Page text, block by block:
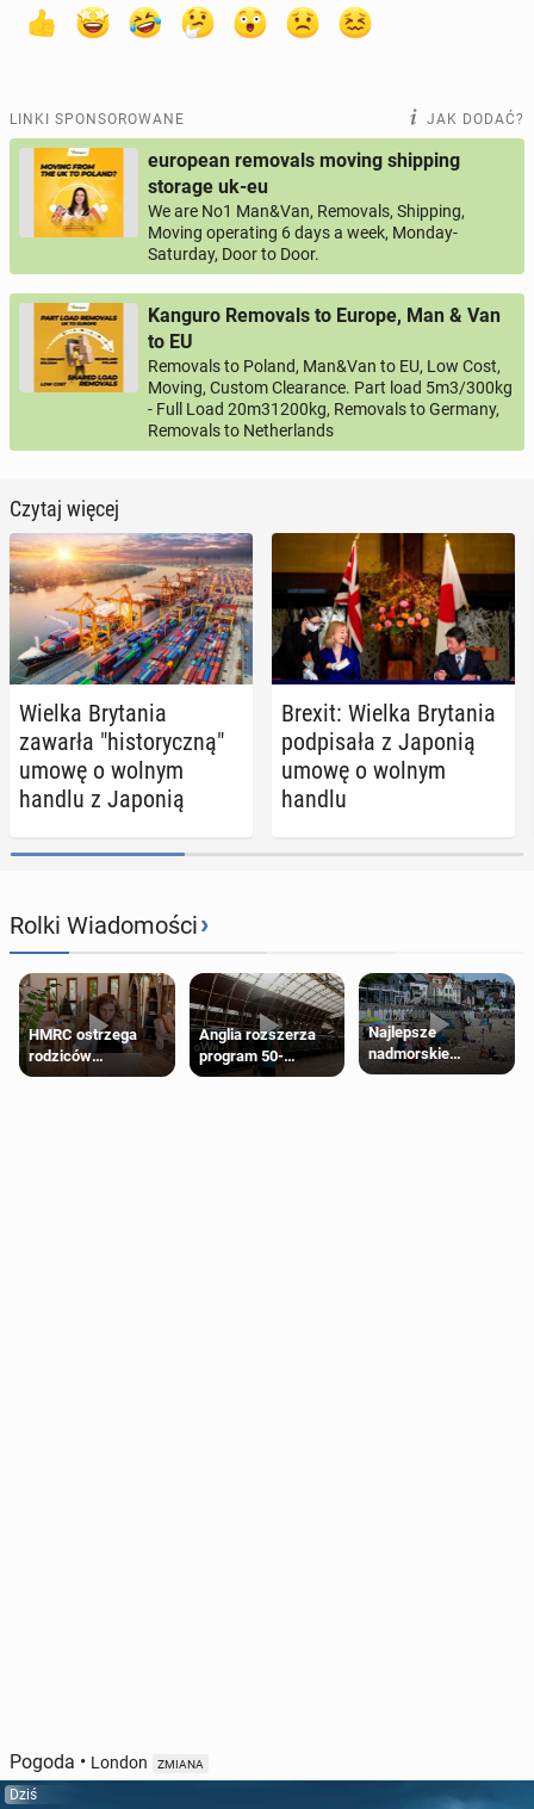
LINKI SPONSOROWANE JAK DODAĆ?
european removals moving shipping
storage uk-eu
We are No1 Man&Van, Removals, Shipping,
Moving operating 6 days a week, Monday-
Saturday, Door to Door.
Kanguro Removals to Europe, Man & Van
to EU
Removals to Poland, Man&Van to EU, Low Cost,
Moving, Custom Clearance. Part load 5m3/300kg
- Full Load 20m31200kg, Removals to Germany,
Removals to Netherlands
Czytaj więcej
Wielka Bry­ta­nia
zawarła "hi­sto­rycz­ną"
umowę o wolnym
handlu z Japonią
Brexit: Wielka Bry­ta­nia
pod­pi­sa­ła z Japonią
umowę o wolnym
handlu
Rolki Wiadomości›
HMRC ostrzega
rodziców
pobierających Child
Anglia rozszerza
program 50-
procentowych
Najlepsze
nadmorskie
miasteczko blisko
Pogoda • London ZMIANA
Dziś